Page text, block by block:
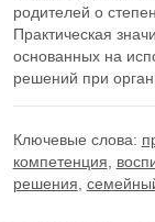
родителей о
Практическая
основанных на
решений при
Ключевые слова:
компетенция
решения